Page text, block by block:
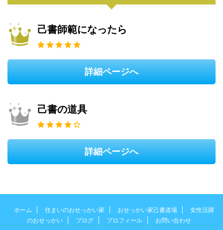
己書師範になったら
詳細ページへ
己書の道具
詳細ページへ
ホーム 住まいのおせっかい家 おせっかい家己書道場
女性活躍
のおせっかい
ブログ プロフィール お問い合わせ